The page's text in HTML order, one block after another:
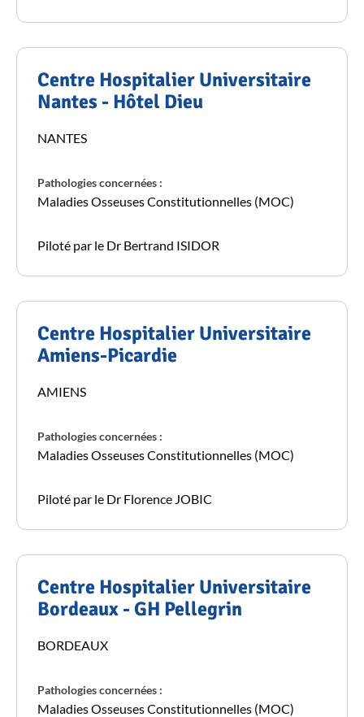
Centre Hospitalier Universitaire
Nantes - Hôtel Dieu
NANTES
Pathologies concernées :
Maladies Osseuses Constitutionnelles (MOC)
Piloté par le Dr Bertrand ISIDOR
Centre Hospitalier Universitaire
Amiens-Picardie
AMIENS
Pathologies concernées :
Maladies Osseuses Constitutionnelles (MOC)
Piloté par le Dr Florence JOBIC
Centre Hospitalier Universitaire
Bordeaux - GH Pellegrin
BORDEAUX
Pathologies concernées :
Maladies Osseuses Constitutionnelles (MOC)